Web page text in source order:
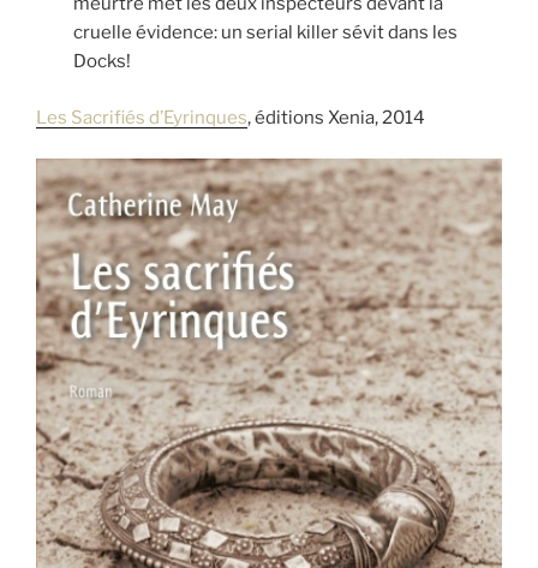
cruelle évidence: un serial killer sévit dans les
Docks!
Les Sacrifiés d’Eyrinques, éditions Xenia, 2014